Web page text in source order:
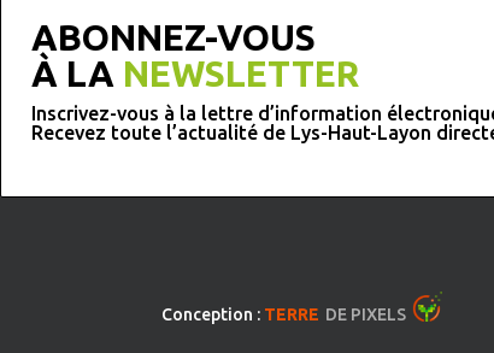
ABONNEZ-VOUS
À LA NEWSLETTER
Inscrivez-vous à la lettre d’information
Recevez toute l’actualité de Lys-Haut-Layon
Conception : TERRE DE PIXELS